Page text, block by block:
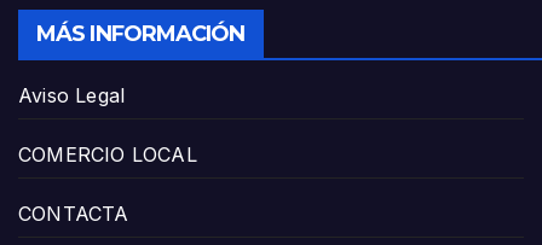
MÁS INFORMACIÓN
Aviso Legal
COMERCIO LOCAL
CONTACTA